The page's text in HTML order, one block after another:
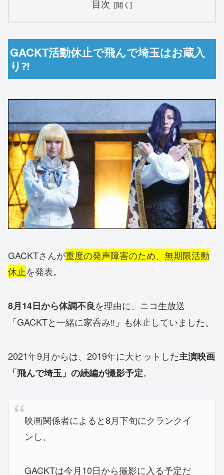
目次
GACKT活動休止で飛んで埼玉はお蔵入
り⁈
GACKTさんが重度の発声障害のため、無期限活動
休止を発表。
8月14日から体調不良を理由に、ニコ生放送
「GACKTと一緒に家呑み‼」も休止していました。
2021年9月からは、2019年に大ヒットした主演映画
「飛んで埼玉」の続編が撮影予定。
映画関係者によると8月下旬にクランクイ
ンし、
GACKTは今月10日から撮影に入る予定だ